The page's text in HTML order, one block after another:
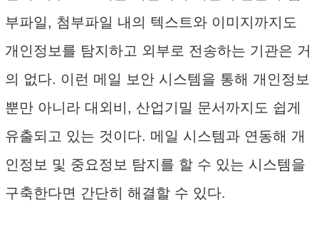
부파일, 첨부파일 내의 텍스트와 이미지까지도
개인정보를 탐지하고 외부로 전송하는 기관은 거
의 없다. 이런 메일 보안 시스템을 통해 개인정보
뿐만 아니라 대외비, 산업기밀 문서까지도 쉽게
유출되고 있는 것이다. 메일 시스템과 연동해 개
인정보 및 중요정보 탐지를 할 수 있는 시스템을
구축한다면 간단히 해결할 수 있다.